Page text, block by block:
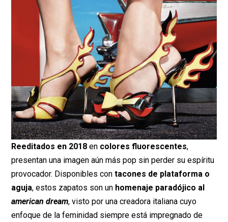
Reeditados en 2018 en colores fluorescentes,
presentan una imagen aún más pop sin perder su espíritu
provocador. Disponibles contacones de plataforma o
aguja, estos zapatos son un homenaje paradójico al
american dream, visto por una creadora italiana cuyo
enfoque de la feminidad siempre está impregnado de